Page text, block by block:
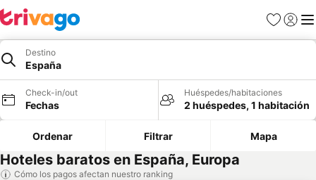
Favoritos
Iniciar
Destino
España
Check-in/out
Fechas
Huéspedes/habitaciones
2 huéspedes, 1 habitación
Ordenar Filtrar Mapa
Hoteles baratos en España, Europa
Cómo los pagos afectan nuestro ranking